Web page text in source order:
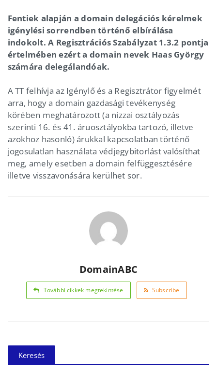
Fentiek alapján a domain delegációs kérelmek
igénylési sorrendben történő elbírálása
indokolt. A Regisztrációs Szabályzat 1.3.2 pontja
értelmében ezért a domain nevek Haas György
számára delegálandóak.
A TT felhívja az Igénylő és a Regisztrátor figyelmét
arra, hogy a domain gazdasági tevékenység
körében meghatározott (a nizzai osztályozás
szerinti 16. és 41. áruosztályokba tartozó, illetve
azokhoz hasonló) árukkal kapcsolatban történő
jogosulatlan használata védjegybitorlást valósíthat
meg, amely esetben a domain felfüggesztésére
illetve visszavonására kerülhet sor.
DomainABC
További cikkek megtekintése Subscribe
Keresés